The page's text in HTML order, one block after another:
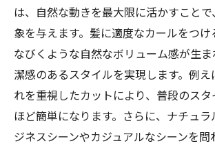
髪質に合ったパーマで得られ
ューム
簡単にスタイリングできるヘ
ナチュラルウェーブスタイル
める方法
季節に応じたヘアスタイルの
は、自然な動きを最大限に活かすこと
象を与えます。髪に適度なカールをつけ
なびくような自然なボリューム感が生
潔感のあるスタイルを実現します。例
れを重視したカットにより、普段のスタ
ほど簡単になります。さらに、ナチュラ
ジネスシーンやカジュアルなシーンを問